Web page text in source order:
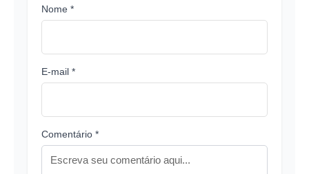
Nome *
E-mail *
Comentário *